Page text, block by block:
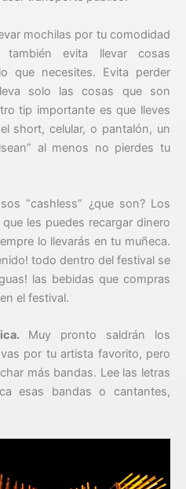
mochilas por tu comodidad
evita llevar cosas
que necesites. Evita perder
solo las cosas que son
tip importante es que lleves
short, celular, o pantalón, un
al menos no pierdes tu
“cashless” ¿que son? Los
les puedes recargar dinero
lo llevarás en tu muñeca.
todo dentro del festival se
las bebidas que compras
el festival.
Muy pronto saldrán los
por tu artista favorito, pero
más bandas. Lee las letras
esas bandas o cantantes,